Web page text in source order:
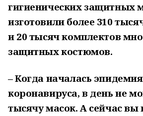
гигиенических защитных
изготовили более 310
и 20 тысяч комплектов
защитных костюмов.
– Когда началась эпидемия
коронавируса, в день не
тысячу масок. А сейчас вы